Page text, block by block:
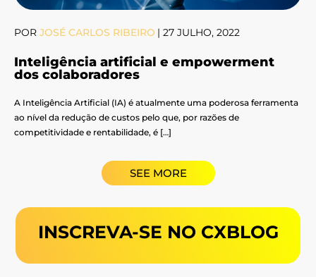
POR JOSÉ CARLOS RIBEIRO | 27 JULHO, 2022
Inteligência artificial e empowerment
dos colaboradores
A Inteligência Artificial (IA) é atualmente uma poderosa ferramenta
ao nível da redução de custos pelo que, por razões de
competitividade e rentabilidade, é […]
SEE MORE
INSCREVA-SE NO CXBLOG